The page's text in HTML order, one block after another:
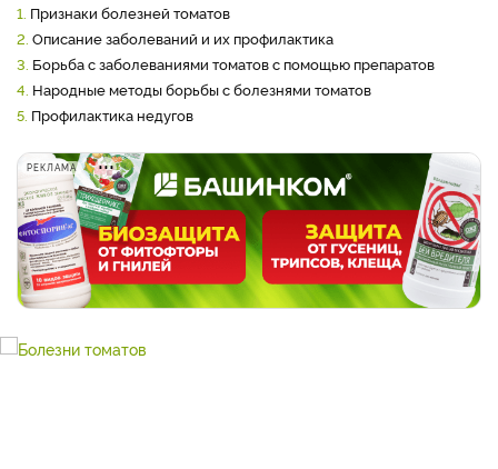
1. Признаки болезней томатов
2. Описание заболеваний и их профилактика
3. Борьба с заболеваниями томатов с помощью препаратов
4. Народные методы борьбы с болезнями томатов
5. Профилактика недугов
РЕКЛАМА